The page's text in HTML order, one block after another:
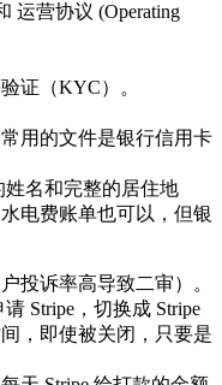
运营协议 (Operating
证（KYC）。
用的文件是银行信用卡
名和完整的居住地
电费账单也可以，但银
投诉率高导致二审）。
Stripe，切换成 Stripe
，即使被关闭，只要是